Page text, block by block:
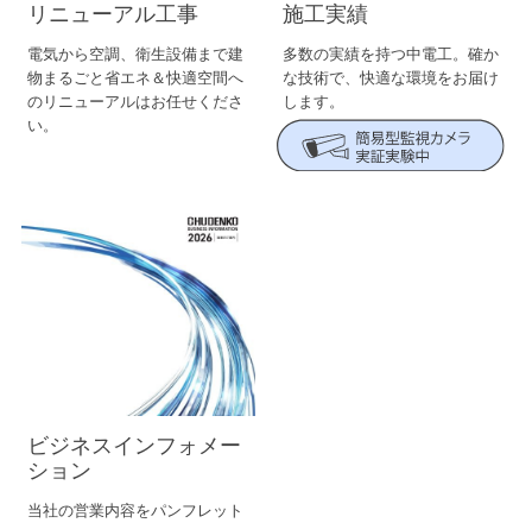
リニューアル工事
電気から空調、衛生設備まで建
物まるごと省エネ＆快適空間へ
のリニューアルはお任せくださ
い。
施工実績
多数の実績を持つ中電工。確か
な技術で、快適な環境をお届け
します。
ビジネスインフォメー
ション
当社の営業内容をパンフレット